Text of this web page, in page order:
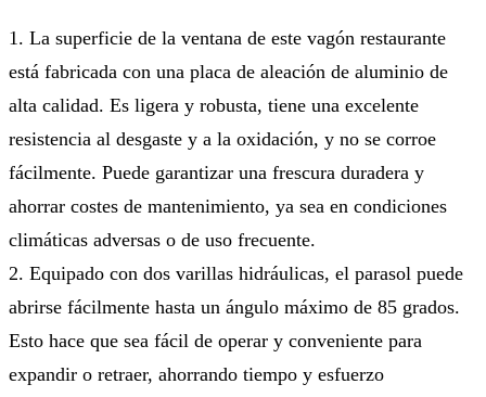
1. La superficie de la ventana de este vagón restaurante
está fabricada con una placa de aleación de aluminio de
alta calidad. Es ligera y robusta, tiene una excelente
resistencia al desgaste y a la oxidación, y no se corroe
fácilmente. Puede garantizar una frescura duradera y
ahorrar costes de mantenimiento, ya sea en condiciones
climáticas adversas o de uso frecuente.
2. Equipado con dos varillas hidráulicas, el parasol puede
abrirse fácilmente hasta un ángulo máximo de 85 grados.
Esto hace que sea fácil de operar y conveniente para
expandir o retraer, ahorrando tiempo y esfuerzo